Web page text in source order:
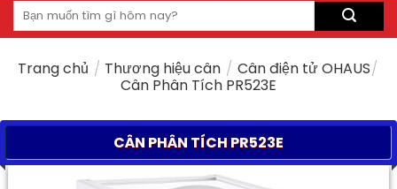
Tìm
kiếm:
Trang chủ / Thương hiệu cân / Cân điện tử OHAUS/
Cân Phân Tích PR523E
CÂN PHÂN TÍCH PR523E